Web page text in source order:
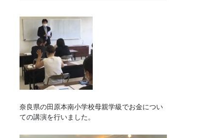
奈良県の田原本南小学校母親学級でお金につい
ての講演を行いました。